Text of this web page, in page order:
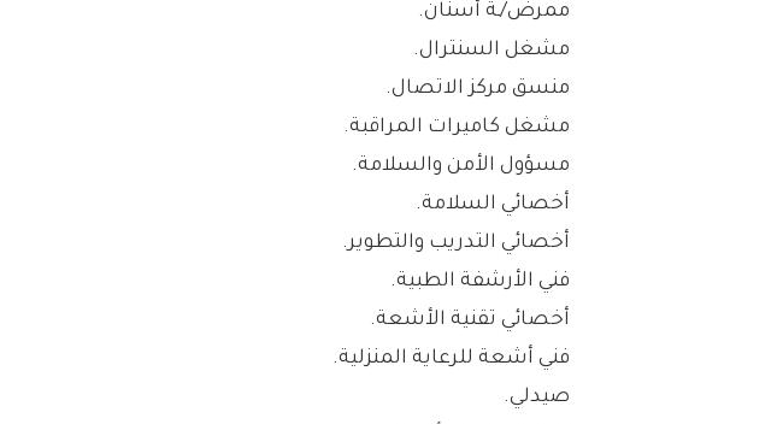
ممرض/ـة أسنان.
مشغل السنترال.
منسق مركز الاتصال.
مشغل كاميرات المراقبة.
مسؤول الأمن والسلامة.
أخصائي السلامة.
أخصائي التدريب والتطوير.
فني الأرشفة الطبية.
أخصائي تقنية الأشعة.
فني أشعة للرعاية المنزلية.
صيدلي.